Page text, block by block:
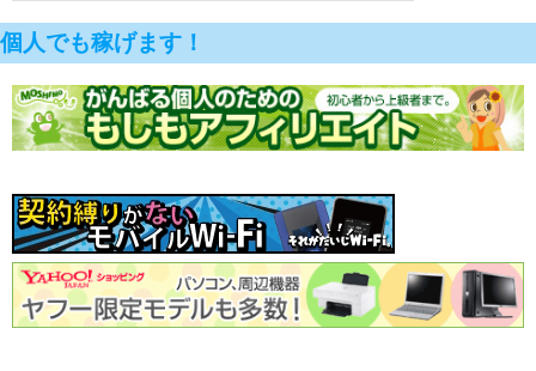
個人でも稼げます！